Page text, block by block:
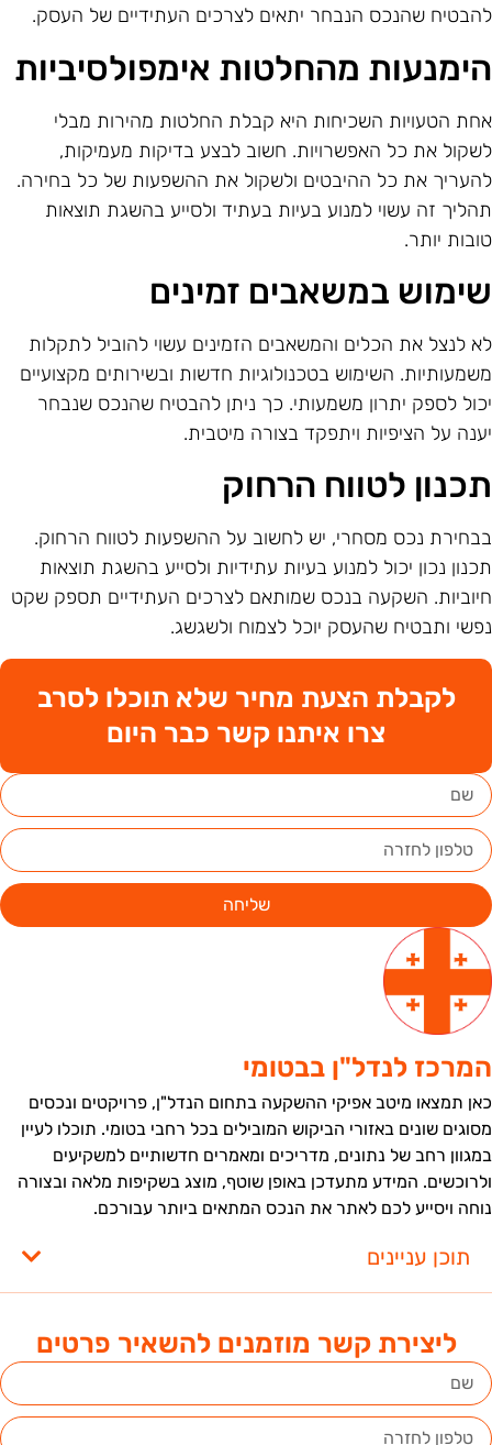
ליצירת קשר מוזמנים להשאיר פרטים
שהנכס הנבחר יתאים לצרכים העתידיים של העסק.
מהחלטות אימפולסיביות
הטעויות השכיחות היא קבלת החלטות מהירות מבלי
את כל האפשרויות. חשוב לבצע בדיקות מעמיקות,
את כל ההיבטים ולשקול את ההשפעות של כל בחירה.
זה עשוי למנוע בעיות בעתיד ולסייע בהשגת תוצאות
יותר.
במשאבים זמינים
לנצל את הכלים והמשאבים הזמינים עשוי להוביל לתקלות
השימוש בטכנולוגיות חדשות ובשירותים מקצועיים
לספק יתרון משמעותי. כך ניתן להבטיח שהנכס שנבחר
על הציפיות ויתפקד בצורה מיטבית.
לטווח הרחוק
נכס מסחרי, יש לחשוב על ההשפעות לטווח הרחוק.
נכון יכול למנוע בעיות עתידיות ולסייע בהשגת תוצאות
השקעה בנכס שמותאם לצרכים העתידיים תספק שקט
ותבטיח שהעסק יוכל לצמוח ולשגשג.
לקבלת הצעת מחיר שלא תוכלו לסרב
צרו איתנו קשר כבר היום
שליחה
לנדל"ן בבטומי
תמצאו מיטב אפיקי ההשקעה בתחום הנדל"ן, פרויקטים ונכסים
שונים באזורי הביקוש המובילים בכל רחבי בטומי. תוכלו לעיין
רחב של נתונים, מדריכים ומאמרים חדשותיים למשקיעים
המידע מתעדכן באופן שוטף, מוצג בשקיפות מלאה ובצורה
ויסייע לכם לאתר את הנכס המתאים ביותר עבורכם.
תוכן עניינים